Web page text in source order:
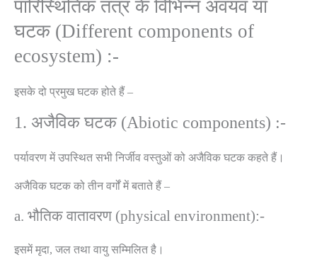
पारिस्थितिक तंत्र के विभिन्न अवयव या
घटक (Different components of
ecosystem) :-
इसके दो प्रमुख घटक होते हैं –
1. अजैविक घटक (Abiotic components) :-
पर्यावरण में उपस्थित सभी निर्जीव वस्तुओं को अजैविक घटक कहते हैं।
अजैविक घटक को तीन वर्गों में बताते हैं –
a. भौतिक वातावरण (physical environment):-
इसमें मृदा, जल तथा वायु सम्मिलित है।